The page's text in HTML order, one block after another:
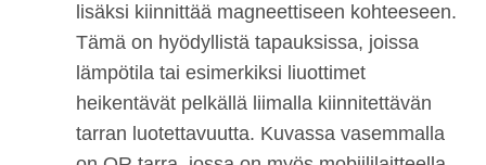
lisäksi kiinnittää magneettiseen kohteeseen.
Tämä on hyödyllistä tapauksissa, joissa
lämpötila tai esimerkiksi liuottimet
heikentävät pelkällä liimalla kiinnitettävän
tarran luotettavuutta. Kuvassa vasemmalla